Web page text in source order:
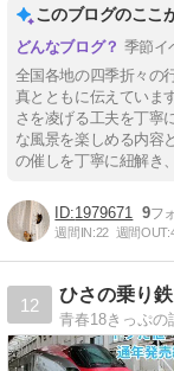
このブログのここ
季節イ
全国各地の四季折々の
真とともに伝えていま
さを凌げる工夫を丁寧
な風景を楽しめる内容
の催しを丁寧に紐解き
1979671 9
週間IN:22 週間OUT:
12
ひさの乗り